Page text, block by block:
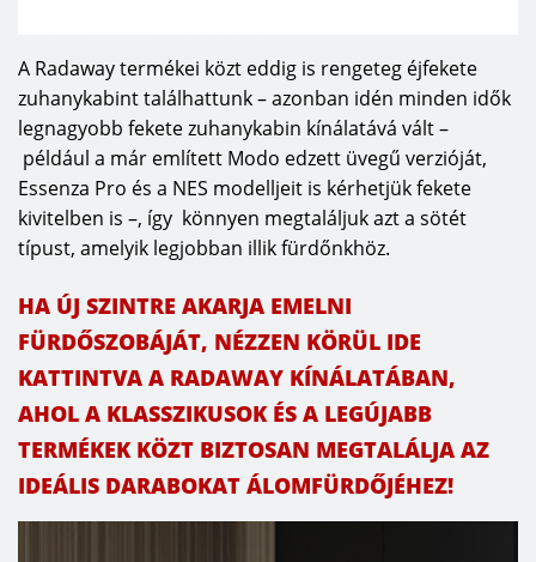
A Radaway termékei közt eddig is rengeteg éjfekete
zuhanykabint találhattunk – azonban idén minden idők
legnagyobb fekete zuhanykabin kínálatává vált –
például a már említett Modo edzett üvegű verzióját,
Essenza Pro és a NES modelljeit is kérhetjük fekete
kivitelben is –, így könnyen megtaláljuk azt a sötét
típust, amelyik legjobban illik fürdőnkhöz.
HA ÚJ SZINTRE AKARJA EMELNI
FÜRDŐSZOBÁJÁT, NÉZZEN KÖRÜL IDE
KATTINTVA A RADAWAY KÍNÁLATÁBAN,
AHOL A KLASSZIKUSOK ÉS A LEGÚJABB
TERMÉKEK KÖZT BIZTOSAN MEGTALÁLJA AZ
IDEÁLIS DARABOKAT ÁLOMFÜRDŐJÉHEZ!